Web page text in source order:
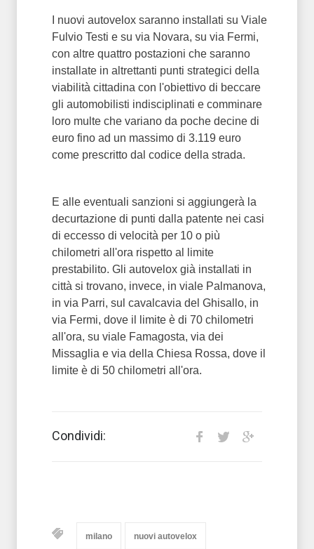
I nuovi autovelox saranno installati su Viale
Fulvio Testi e su via Novara, su via Fermi,
con altre quattro postazioni che saranno
installate in altrettanti punti strategici della
viabilità cittadina con l'obiettivo di beccare
gli automobilisti indisciplinati e comminare
loro multe che variano da poche decine di
euro fino ad un massimo di 3.119 euro
come prescritto dal codice della strada.
E alle eventuali sanzioni si aggiungerà la
decurtazione di punti dalla patente nei casi
di eccesso di velocità per 10 o più
chilometri all'ora rispetto al limite
prestabilito. Gli autovelox già installati in
città si trovano, invece, in viale Palmanova,
in via Parri, sul cavalcavia del Ghisallo, in
via Fermi, dove il limite è di 70 chilometri
all'ora, su viale Famagosta, via dei
Missaglia e via della Chiesa Rossa, dove il
limite è di 50 chilometri all'ora.
Condividi:
milano nuovi autovelox